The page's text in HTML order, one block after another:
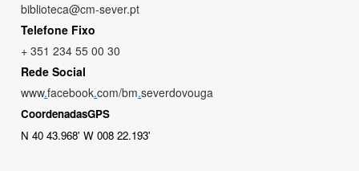
biblioteca@cm-sever.pt
Telefone Fixo
+ 351 234 55 00 30
Rede Social
www.facebook.com/bm.severdovouga
CoordenadasGPS
N 40 43.968' W 008 22.193'